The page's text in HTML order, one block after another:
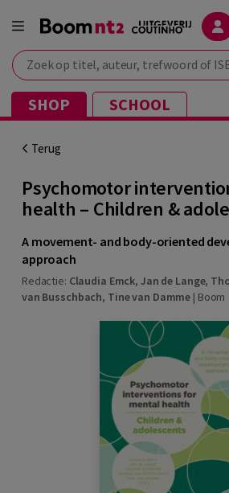
Zoek op titel, auteur, trefwoord of ISBN
SHOP SCHOOL
Terug
Psychomotor
health – Children &
A movement- and body-oriented
approach
Redactie: Claudia Emck, Jan de Lange,
van Busschbach, Tine van Damme | Boom